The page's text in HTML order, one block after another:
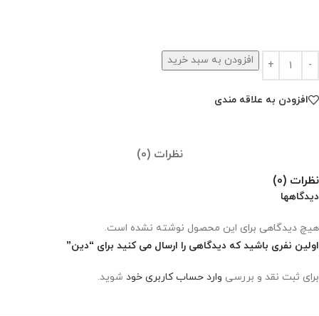
افزودن به سبد خرید
افزودن به علاقه مندی
نظرات (0)
نظرات (0)
دیدگاهها
هیچ دیدگاهی برای این محصول نوشته نشده است.
اولین نفری باشید که دیدگاهی را ارسال می کنید برای “دین”
برای ثبت نقد و بررسی وارد حساب کاربری خود شوید.